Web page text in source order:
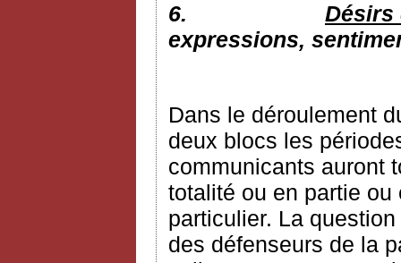
6.
Désirs
expressions,
Dans le déroulement
deux blocs les
communicants auront
totalité ou en partie
particulier. La
des défenseurs de la